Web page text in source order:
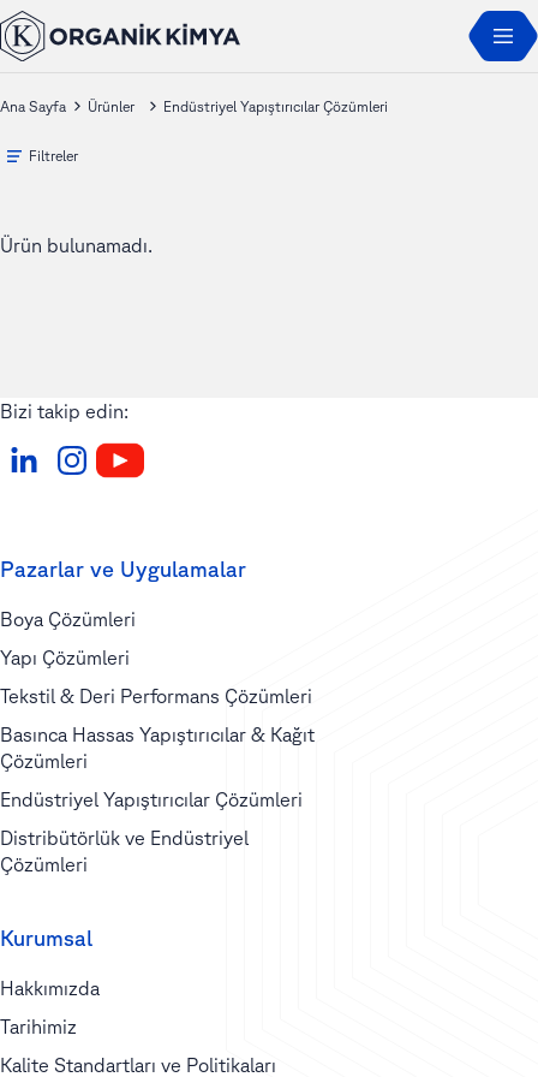
Ana Sayfa Ürünler Endüstriyel Yapıştırıcılar Çözümleri
Filtreler
Ürün bulunamadı.
Bizi takip edin:
Pazarlar ve Uygulamalar
Boya Çözümleri
Yapı Çözümleri
Tekstil & Deri Performans Çözümleri
Basınca Hassas Yapıştırıcılar & Kağıt
Çözümleri
Endüstriyel Yapıştırıcılar Çözümleri
Distribütörlük ve Endüstriyel
Çözümleri
Kurumsal
Hakkımızda
Tarihimiz
Kalite Standartları ve Politikaları